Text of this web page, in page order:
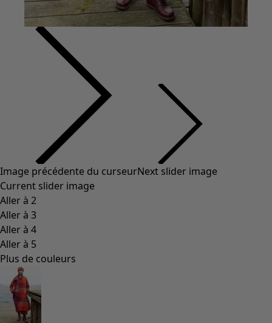
Image précédente du curseurNext slider image
Current slider image
Aller à 2
Aller à 3
Aller à 4
Aller à 5
Plus de couleurs